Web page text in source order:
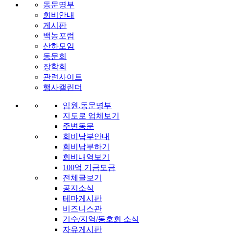
동문명부
회비안내
게시판
백농포럼
산하모임
동문회
장학회
관련사이트
행사캘린더
임원.동문명부
지도로 업체보기
주변동문
회비납부안내
회비납부하기
회비내역보기
100억 기금모금
전체글보기
공지소식
테마게시판
비즈니스관
기수/지역/동호회 소식
자유게시판